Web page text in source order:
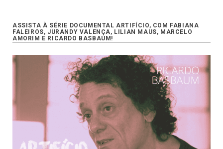
ASSISTA À SÉRIE DOCUMENTAL ARTIFÍCIO, COM FABIANA
FALEIROS, JURANDY VALENÇA, LILIAN MAUS, MARCELO
AMORIM E RICARDO BASBAUM!